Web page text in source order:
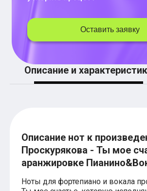
Легкие аккорды (простые песни)
Аккорды со словами (вокал)
BEARWOLF
Мари Краймбрери
Комната культуры
XOLIDAYBOY
Сергей Лазарев
Анжелика Варум
Алексей Чумаков
Леонид Агутин
Тематические
Оставить заявку
Описание и
Описание нот к
Проскурякова - Ты мое
аранжировке
Ноты для фортепиано и вокала